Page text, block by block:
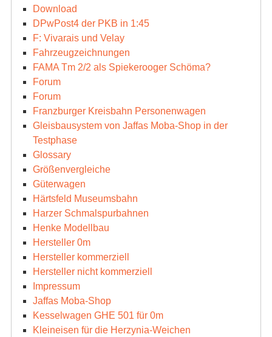
Download
DPwPost4 der PKB in 1:45
F: Vivarais und Velay
Fahrzeugzeichnungen
FAMA Tm 2/2 als Spiekerooger Schöma?
Forum
Forum
Franzburger Kreisbahn Personenwagen
Gleisbausystem von Jaffas Moba-Shop in der
Testphase
Glossary
Größenvergleiche
Güterwagen
Härtsfeld Museumsbahn
Harzer Schmalspurbahnen
Henke Modellbau
Hersteller 0m
Hersteller kommerziell
Hersteller nicht kommerziell
Impressum
Jaffas Moba-Shop
Kesselwagen GHE 501 für 0m
Kleineisen für die Herzynia-Weichen